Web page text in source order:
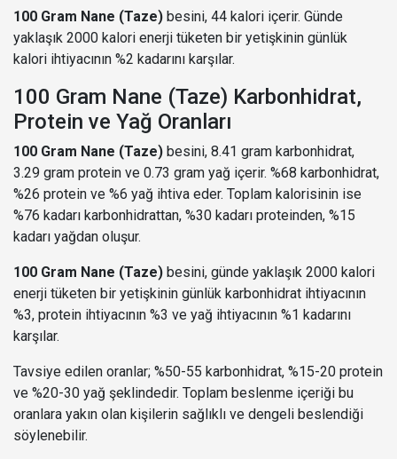
100 Gram Nane (Taze) besini, 44 kalori içerir. Günde
yaklaşık 2000 kalori enerji tüketen bir yetişkinin günlük
kalori ihtiyacının %2 kadarını karşılar.
100 Gram Nane (Taze) Karbonhidrat,
Protein ve Yağ Oranları
100 Gram Nane (Taze) besini, 8.41 gram karbonhidrat,
3.29 gram protein ve 0.73 gram yağ içerir. %68 karbonhidrat,
%26 protein ve %6 yağ ihtiva eder. Toplam kalorisinin ise
%76 kadarı karbonhidrattan, %30 kadarı proteinden, %15
kadarı yağdan oluşur.
100 Gram Nane (Taze) besini, günde yaklaşık 2000 kalori
enerji tüketen bir yetişkinin günlük karbonhidrat ihtiyacının
%3, protein ihtiyacının %3 ve yağ ihtiyacının %1 kadarını
karşılar.
Tavsiye edilen oranlar; %50-55 karbonhidrat, %15-20 protein
ve %20-30 yağ şeklindedir. Toplam beslenme içeriği bu
oranlara yakın olan kişilerin sağlıklı ve dengeli beslendiği
söylenebilir.